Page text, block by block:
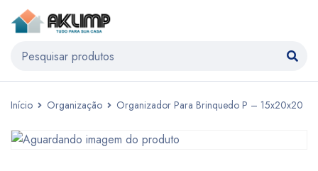
Início Organização Organizador Para Brinquedo P – 15x20x20